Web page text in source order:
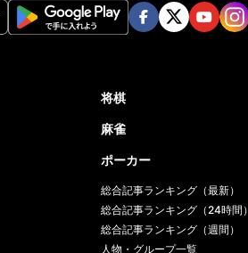
将棋
麻雀
ポーカー
総合記事ランキング（最新）
総合記事ランキング（24時間）
総合記事ランキング（週間）
人物・グループ一覧